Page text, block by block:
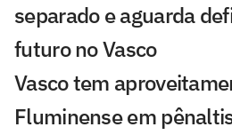
separado e aguarda
futuro no Vasco
Vasco tem
Fluminense em